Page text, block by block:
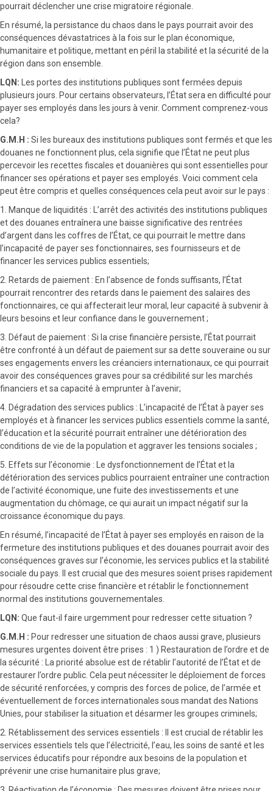
pourrait déclencher une crise migratoire régionale.
En résumé, la persistance du chaos dans le pays pourrait avoir des
conséquences dévastatrices à la fois sur le plan économique,
humanitaire et politique, mettant en péril la stabilité et la sécurité de la
région dans son ensemble.
LQN: Les portes des institutions publiques sont fermées depuis
plusieurs jours. Pour certains observateurs, l’État sera en difficulté pour
payer ses employés dans les jours à venir. Comment comprenez-vous
cela?
G.M.H : Si les bureaux des institutions publiques sont fermés et que les
douanes ne fonctionnent plus, cela signifie que l’État ne peut plus
percevoir les recettes fiscales et douanières qui sont essentielles pour
financer ses opérations et payer ses employés. Voici comment cela
peut être compris et quelles conséquences cela peut avoir sur le pays :
1. Manque de liquidités : L’arrêt des activités des institutions publiques
et des douanes entraînera une baisse significative des rentrées
d’argent dans les coffres de l’État, ce qui pourrait le mettre dans
l’incapacité de payer ses fonctionnaires, ses fournisseurs et de
financer les services publics essentiels;
2. Retards de paiement : En l’absence de fonds suffisants, l’État
pourrait rencontrer des retards dans le paiement des salaires des
fonctionnaires, ce qui affecterait leur moral, leur capacité à subvenir à
leurs besoins et leur confiance dans le gouvernement ;
3. Défaut de paiement : Si la crise financière persiste, l’État pourrait
être confronté à un défaut de paiement sur sa dette souveraine ou sur
ses engagements envers les créanciers internationaux, ce qui pourrait
avoir des conséquences graves pour sa crédibilité sur les marchés
financiers et sa capacité à emprunter à l’avenir;
4. Dégradation des services publics : L’incapacité de l’État à payer ses
employés et à financer les services publics essentiels comme la santé,
l’éducation et la sécurité pourrait entraîner une détérioration des
conditions de vie de la population et aggraver les tensions sociales ;
5. Effets sur l’économie : Le dysfonctionnement de l’État et la
détérioration des services publics pourraient entraîner une contraction
de l’activité économique, une fuite des investissements et une
augmentation du chômage, ce qui aurait un impact négatif sur la
croissance économique du pays.
En résumé, l’incapacité de l’État à payer ses employés en raison de la
fermeture des institutions publiques et des douanes pourrait avoir des
conséquences graves sur l’économie, les services publics et la stabilité
sociale du pays. Il est crucial que des mesures soient prises rapidement
pour résoudre cette crise financière et rétablir le fonctionnement
normal des institutions gouvernementales.
LQN: Que faut-il faire urgemment pour redresser cette situation ?
G.M.H : Pour redresser une situation de chaos aussi grave, plusieurs
mesures urgentes doivent être prises : 1 ) Restauration de l’ordre et de
la sécurité : La priorité absolue est de rétablir l’autorité de l’État et de
restaurer l’ordre public. Cela peut nécessiter le déploiement de forces
de sécurité renforcées, y compris des forces de police, de l’armée et
éventuellement de forces internationales sous mandat des Nations
Unies, pour stabiliser la situation et désarmer les groupes criminels;
2. Rétablissement des services essentiels : Il est crucial de rétablir les
services essentiels tels que l’électricité, l’eau, les soins de santé et les
services éducatifs pour répondre aux besoins de la population et
prévenir une crise humanitaire plus grave;